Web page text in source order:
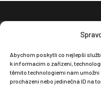
Abychom poskytli co nejlepší
k informacím o zařízení,
těmito technologiemi nám umožní
procházení nebo jedinečná ID na
Copyright © Weiron